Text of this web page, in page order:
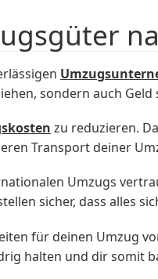
sondern auch Geld
zu reduzieren.
Transport deiner
Umzugs
sicher, dass alles
für deinen Umzug
halten und dir somit